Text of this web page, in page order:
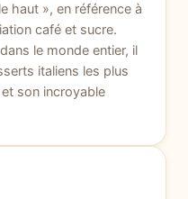
haut », en référence à
café et sucre.
le monde entier, il
italiens les plus
son incroyable